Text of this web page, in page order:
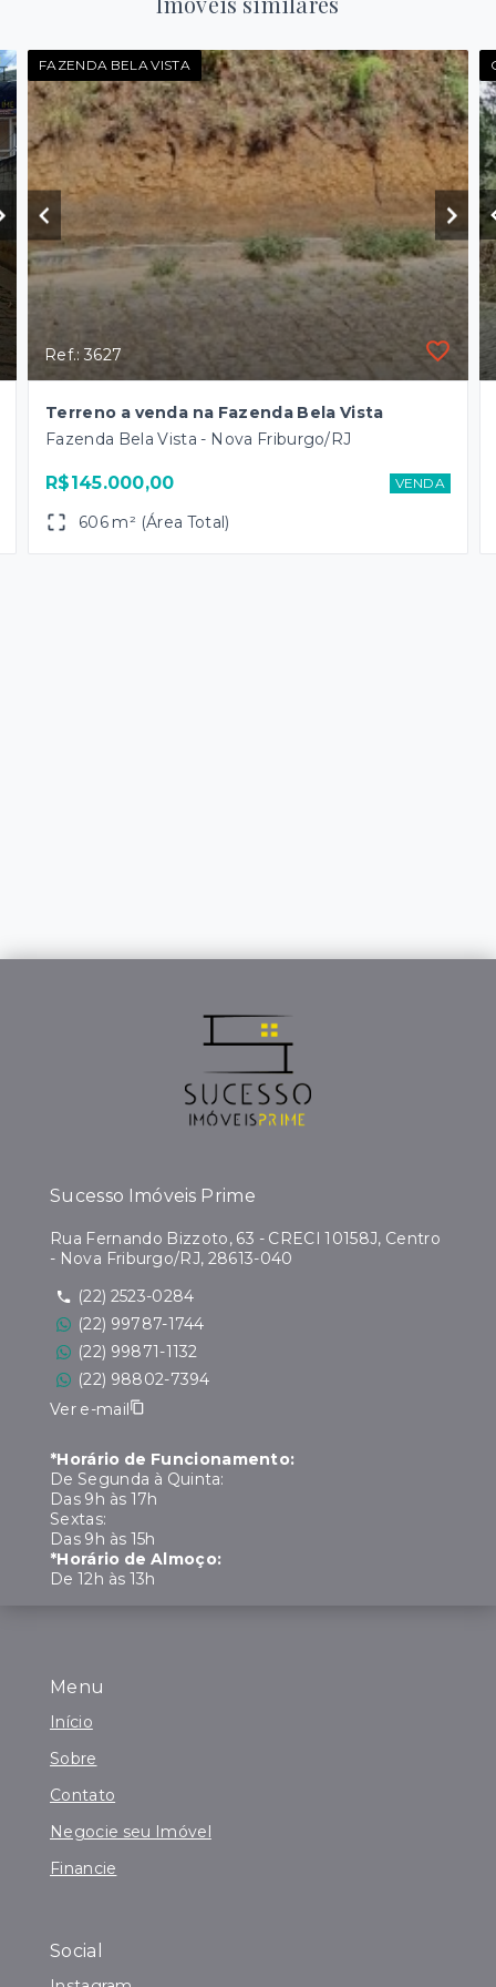
FAZENDA BELA VISTA
Ref.: 3627
Terreno a venda na Fazenda Bela Vista
Fazenda Bela Vista - Nova Friburgo/RJ
R$145.000,00 VENDA
606 m² (Área Total)
Menu
Início
Sobre
Contato
Negocie seu Imóvel
Financie
Social
Sucesso Imóveis Prime
Rua Fernando Bizzoto, 63 - CRECI 10158J, Centro
- Nova Friburgo/RJ, 28613-040
(22) 2523-0284
(22) 99787-1744
(22) 99871-1132
(22) 98802-7394
Ver e-mail
*Horário de Funcionamento:
De Segunda à Quinta:
Das 9h às 17h
Sextas:
Das 9h às 15h
*Horário de Almoço:
De 12h às 13h